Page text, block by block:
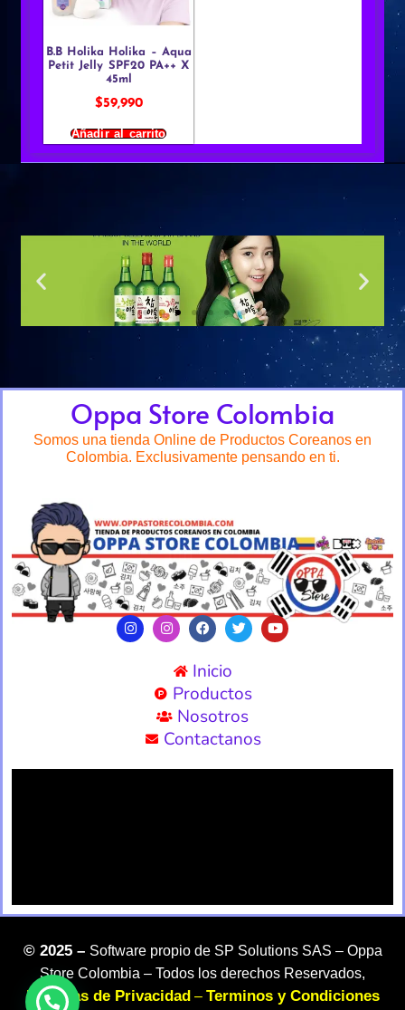
B.B Holika Holika – Aqua
Petit Jelly SPF20 PA++ X
45ml
$59,990
Añadir al carrito
Oppa Store Colombia
Somos una tienda Online de Productos Coreanos en
Colombia. Exclusivamente pensando en ti.
Inicio
Productos
Nosotros
Contactanos
©2025 – Software propio de SP Solutions SAS – Oppa
Store Colombia – Todos los derechos Reservados,
Politicas de Privacidad – Terminos y Condiciones